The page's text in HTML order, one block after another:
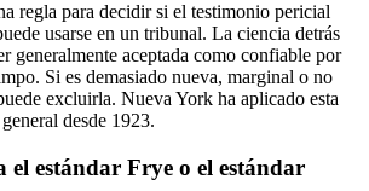
regla para decidir si el testimonio pericial
usarse en un tribunal. La ciencia detrás
generalmente aceptada como confiable por
Si es demasiado nueva, marginal o no
excluirla. Nueva York ha aplicado esta
desde 1923.
el estándar Frye o el estándar